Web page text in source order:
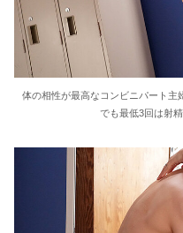
体の相性が最高なコンビニパート主
でも最低3回は射